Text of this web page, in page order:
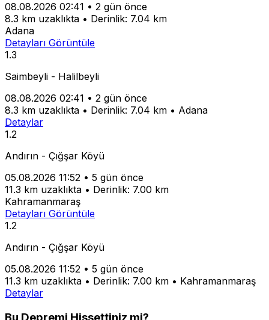
08.08.2026 02:41 • 2 gün önce
8.3 km uzaklıkta • Derinlik: 7.04 km
Adana
Detayları Görüntüle
1.3
Saimbeyli - Halilbeyli
08.08.2026 02:41 • 2 gün önce
8.3 km uzaklıkta • Derinlik: 7.04 km • Adana
Detaylar
1.2
Andırın - Çığşar Köyü
05.08.2026 11:52 • 5 gün önce
11.3 km uzaklıkta • Derinlik: 7.00 km
Kahramanmaraş
Detayları Görüntüle
1.2
Andırın - Çığşar Köyü
05.08.2026 11:52 • 5 gün önce
11.3 km uzaklıkta • Derinlik: 7.00 km • Kahramanmaraş
Detaylar